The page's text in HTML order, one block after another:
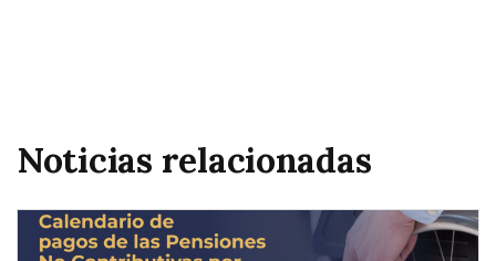
Noticias relacionadas